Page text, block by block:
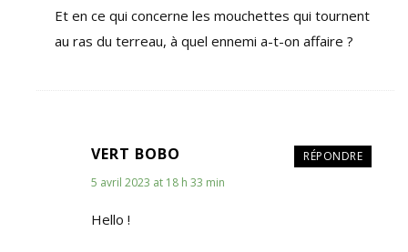
Et en ce qui concerne les mouchettes qui tournent
au ras du terreau, à quel ennemi a-t-on affaire ?
RÉPONDRE
VERT BOBO
5 avril 2023 at 18 h 33 min
Hello !